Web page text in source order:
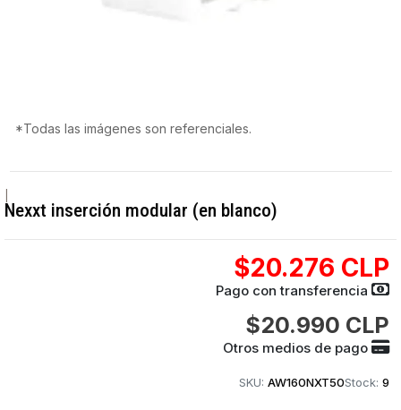
*Todas las imágenes son referenciales.
Nexxt inserción modular (en blanco)
$20.276 CLP
Pago con transferencia
$20.990 CLP
Otros medios de pago
SKU: AW160NXT50Stock: 9